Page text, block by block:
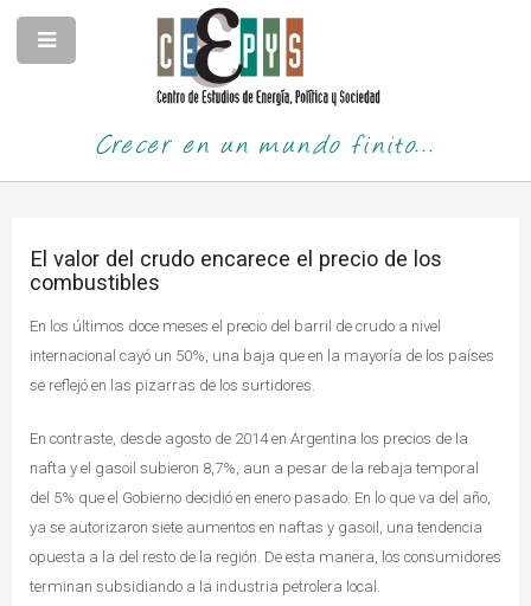
Crecer en un mundo finito...
El valor del crudo encarece el precio de los
combustibles
En los últimos doce meses el precio del barril de crudo a nivel
internacional cayó un 50%, una baja que en la mayoría de los países
se reflejó en las pizarras de los surtidores.
En contraste, desde agosto de 2014 en Argentina los precios de la
nafta y el gasoil subieron 8,7%, aun a pesar de la rebaja temporal
del 5% que el Gobierno decidió en enero pasado. En lo que va del año,
ya se autorizaron siete aumentos en naftas y gasoil, una tendencia
opuesta a la del resto de la región. De esta manera, los consumidores
terminan subsidiando a la industria petrolera local.